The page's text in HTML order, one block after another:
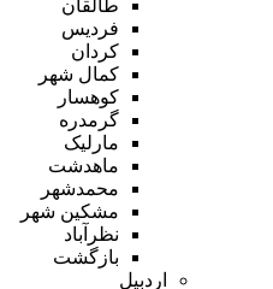
طالقان
فردیس
کردان
کمال شهر
کوهسار
گرمدره
مارلیک
ماهدشت
محمدشهر
مشکین شهر
نظرآباد
بازگشت
اردبیل